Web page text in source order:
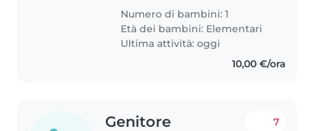
Numero di bambini: 1
Età dei bambini: Elementari
Ultima attività: oggi
10,00 €/ora
Genitore 7